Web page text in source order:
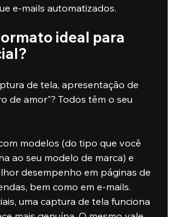
e-mails automatizados.
ideal para
de tela, apresentação de
de amor"? Todos têm o seu
modelos (do tipo que você
ao seu modelo de marca) e
desempenho em páginas de
bem como em e-mails.
uma captura de tela funciona